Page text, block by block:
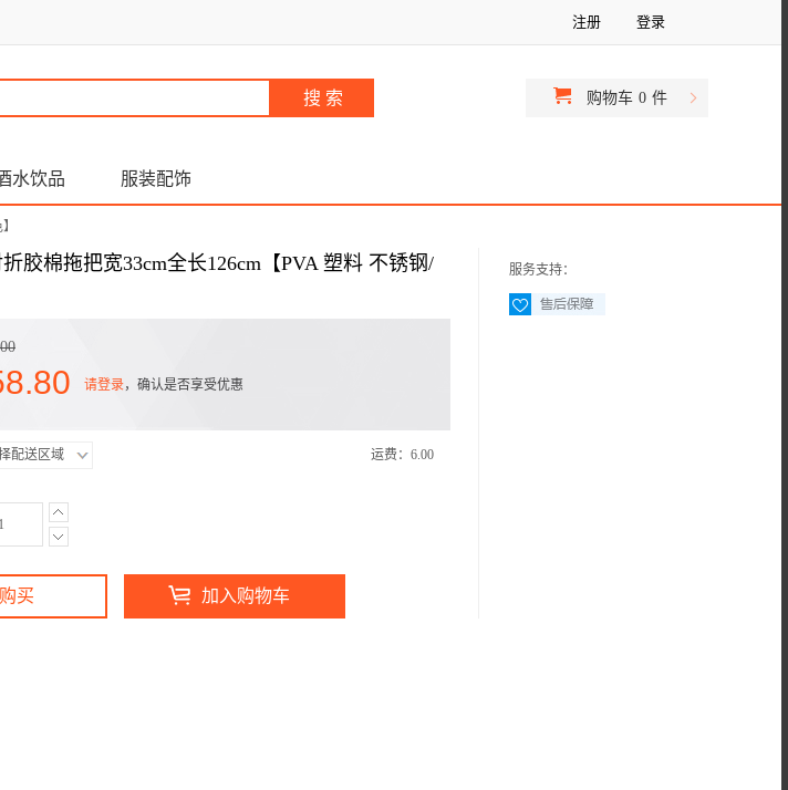
注册 登录
购物车 0 件
水饮品 服装配饰
折胶棉拖把宽33cm全长126cm【PVA 塑料 不锈钢/
请登录，确认是否享受优惠
配送区域 运费： 6.00
买 加入购物车
服务支持：